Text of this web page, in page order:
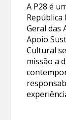
A P28 é
Geral das
Apoio
Cultural
missão a